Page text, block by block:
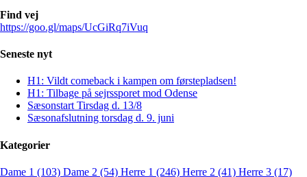
Find vej
https://goo.gl/maps/UcGiRq7iVuq
Seneste nyt
H1: Vildt comeback i kampen om førstepladsen!
H1: Tilbage på sejrssporet mod Odense
Sæsonstart Tirsdag d. 13/8
Sæsonafslutning torsdag d. 9. juni
Kategorier
Dame 1 (103) Dame 2 (54) Herre 1 (246) Herre 2 (41) Herre 3 (17)